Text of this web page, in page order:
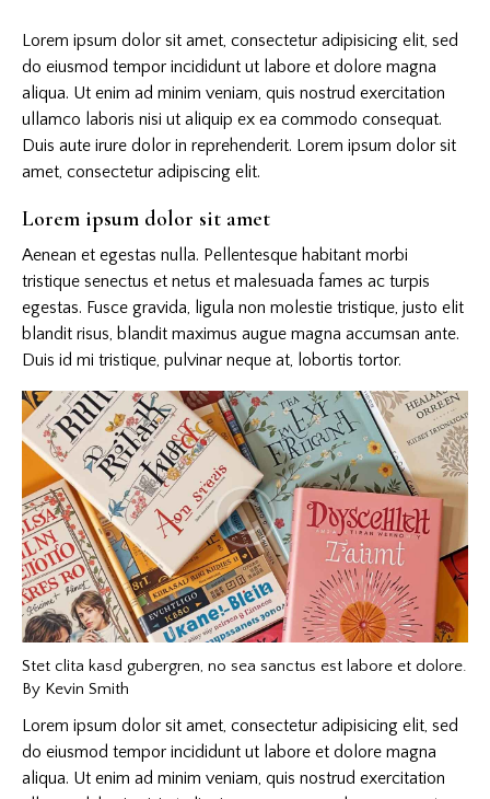
Lorem ipsum dolor sit amet, consectetur adipisicing elit, sed
do eiusmod tempor incididunt ut labore et dolore magna
aliqua. Ut enim ad minim veniam, quis nostrud exercitation
ullamco laboris nisi ut aliquip ex ea commodo consequat.
Duis aute irure dolor in reprehenderit. Lorem ipsum dolor sit
amet, consectetur adipiscing elit.
Lorem ipsum dolor sit amet
Aenean et egestas nulla. Pellentesque habitant morbi
tristique senectus et netus et malesuada fames ac turpis
egestas. Fusce gravida, ligula non molestie tristique, justo elit
blandit risus, blandit maximus augue magna accumsan ante.
Duis id mi tristique, pulvinar neque at, lobortis tortor.
Stet clita kasd gubergren, no sea sanctus est labore et dolore.
By Kevin Smith
Lorem ipsum dolor sit amet, consectetur adipisicing elit, sed
do eiusmod tempor incididunt ut labore et dolore magna
aliqua. Ut enim ad minim veniam, quis nostrud exercitation